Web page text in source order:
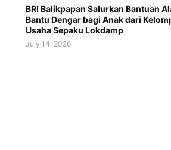
BRI Balikpapan Salurkan Bantuan
Bantu Dengar bagi Anak dari
Usaha Sepaku Lokdamp
July 14, 2026